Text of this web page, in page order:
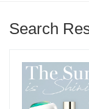
Search